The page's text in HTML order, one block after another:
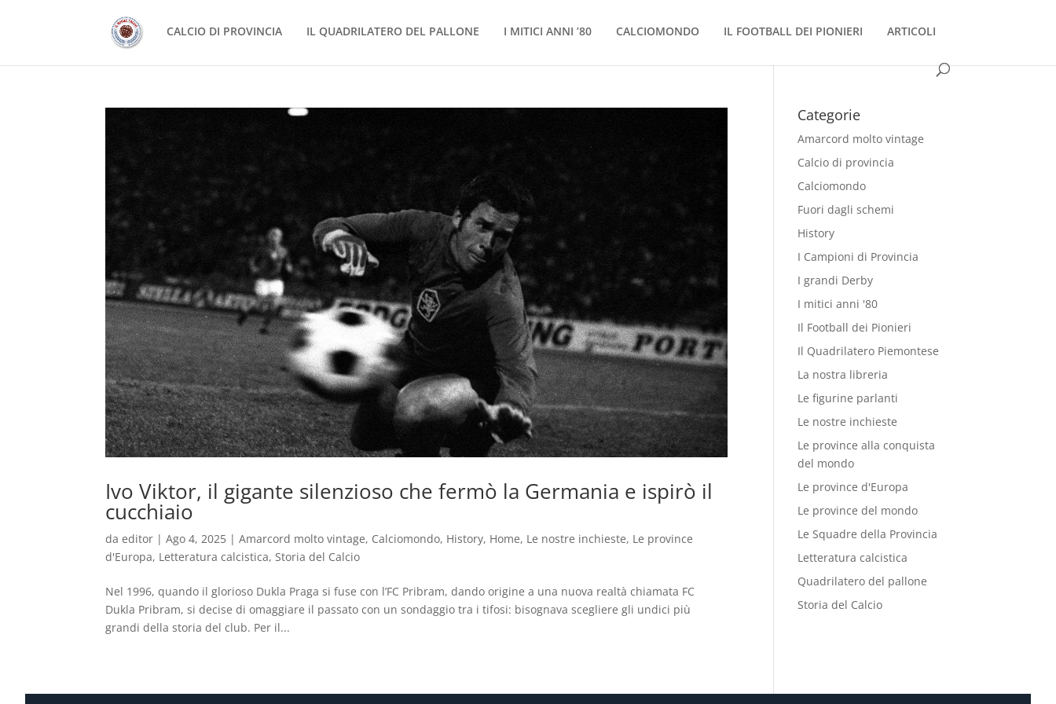
CALCIO DI PROVINCIA IL QUADRILATERO DEL PALLONE I MITICI ANNI ’80 CALCIOMONDO IL FOOTBALL DEI PIONIERI ARTICOLI
Ivo Viktor, il gigante silenzioso che fermò la Germania e ispirò il
cucchiaio
daeditor |Ago 4, 2025 |Amarcord molto vintage, Calciomondo, History, Home, Le nostre inchieste, Le province
d'Europa, Letteratura calcistica, Storia del Calcio
Nel 1996, quando il glorioso Dukla Praga si fuse con l’FC Pribram, dando origine a una nuova realtà chiamata FC
Dukla Pribram, si decise di omaggiare il passato con un sondaggio tra i tifosi: bisognava scegliere gli undici più
grandi della storia del club. Per il...
Categorie
Amarcord molto vintage
Calcio di provincia
Calciomondo
Fuori dagli schemi
History
I Campioni di Provincia
I grandi Derby
I mitici anni '80
Il Football dei Pionieri
Il Quadrilatero Piemontese
La nostra libreria
Le figurine parlanti
Le nostre inchieste
Le province alla conquista
del mondo
Le province d'Europa
Le province del mondo
Le Squadre della Provincia
Letteratura calcistica
Quadrilatero del pallone
Storia del Calcio